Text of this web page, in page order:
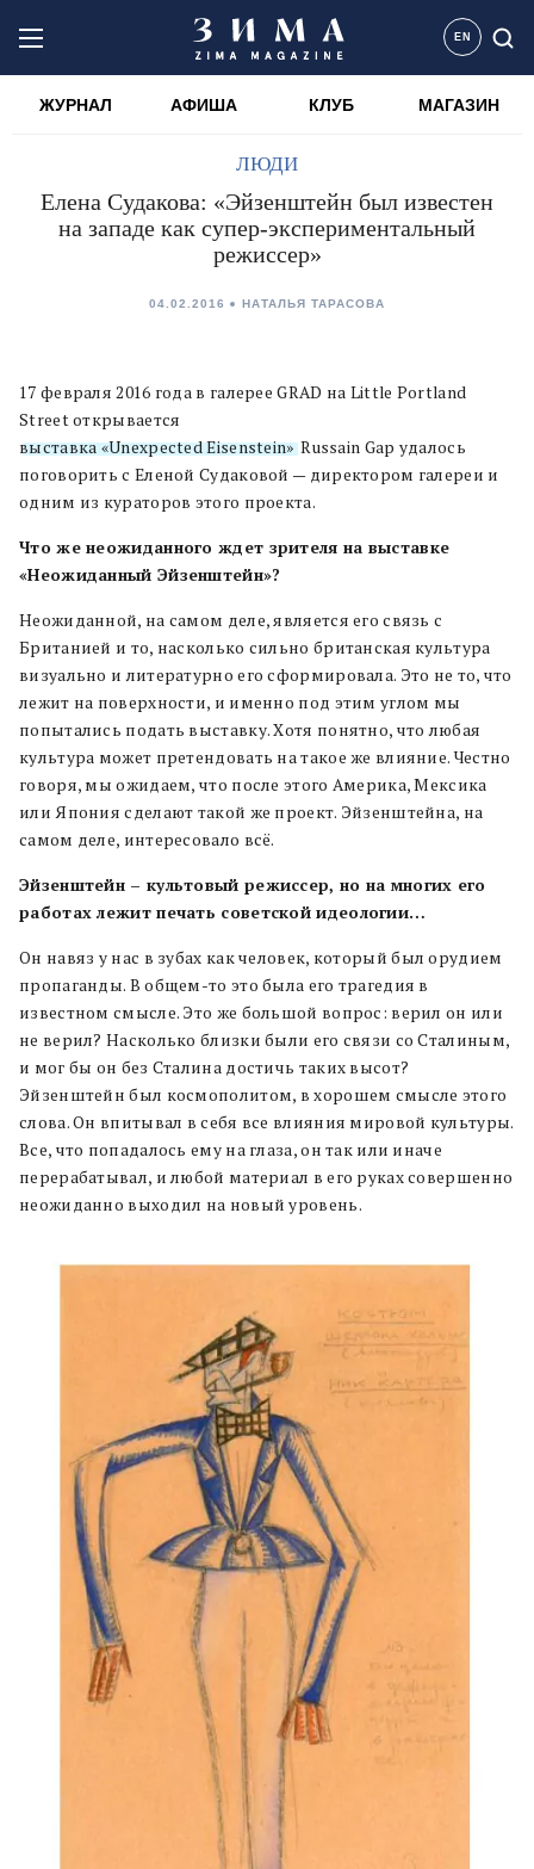
EN
ЖУРНАЛ АФИША КЛУБ МАГАЗИН
ЛЮДИ
Елена Судакова: «Эйзенштейн был известен
на западе как супер-экспериментальный
режиссер»
04.02.2016 НАТАЛЬЯ ТАРАСОВА
17 февраля 2016 года в галерее GRAD на Little Portland
Street открывается
выставка «Unexpected Eisenstein». Russаin Gap удалось
поговорить с Еленой Судаковой — директором галереи и
одним из кураторов этого проекта.
Что же неожиданного ждет зрителя на выставке
«Неожиданный Эйзенштейн»?
Неожиданной, на самом деле, является его связь с
Британией и то, насколько сильно британская культура
визуально и литературно его сформировала. Это не то, что
лежит на поверхности, и именно под этим углом мы
попытались подать выставку. Хотя понятно, что любая
культура может претендовать на такое же влияние. Честно
говоря, мы ожидаем, что после этого Америка, Мексика
или Япония сделают такой же проект. Эйзенштейна, на
самом деле, интересовало всё.
Эйзенштейн – культовый режиссер, но на многих его
работах лежит печать советской идеологии…
Он навяз у нас в зубах как человек, который был орудием
пропаганды. В общем-то это была его трагедия в
известном смысле. Это же большой вопрос: верил он или
не верил? Насколько близки были его связи со Сталиным,
и мог бы он без Сталина достичь таких высот?
Эйзенштейн был космополитом, в хорошем смысле этого
слова. Он впитывал в себя все влияния мировой культуры.
Все, что попадалось ему на глаза, он так или иначе
перерабатывал, и любой материал в его руках совершенно
неожиданно выходил на новый уровень.